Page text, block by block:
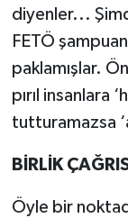
diyenler...
FETÖ
paklamışlar.
pırıl insanlara
tutturamazsa
BİRLİK
Öyle bir